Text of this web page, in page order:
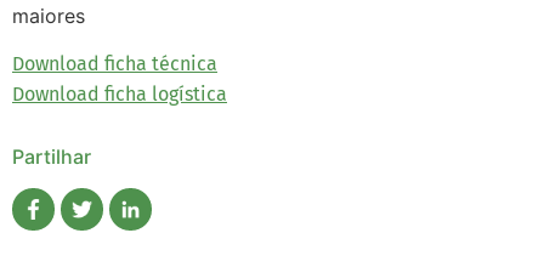
maiores
Download ficha técnica
Download ficha logística
Partilhar